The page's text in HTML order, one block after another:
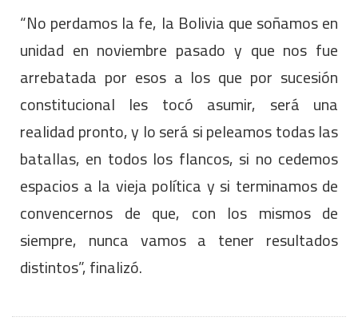
“No perdamos la fe, la Bolivia que soñamos en
unidad en noviembre pasado y que nos fue
arrebatada por esos a los que por sucesión
constitucional les tocó asumir, será una
realidad pronto, y lo será si peleamos todas las
batallas, en todos los flancos, si no cedemos
espacios a la vieja política y si terminamos de
convencernos de que, con los mismos de
siempre, nunca vamos a tener resultados
distintos”, finalizó.